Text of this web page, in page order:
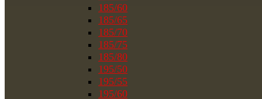
185/60
185/65
185/70
185/75
185/80
195/50
195/55
195/60